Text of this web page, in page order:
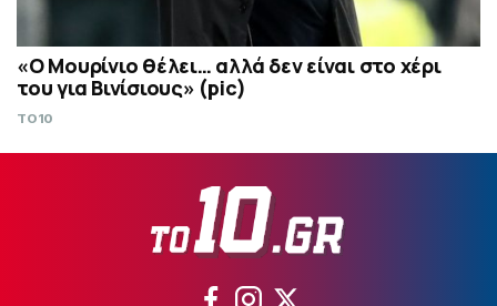
«Ο Μουρίνιο θέλει… αλλά δεν είναι στο χέρι
του για Βινίσιους» (pic)
TO10